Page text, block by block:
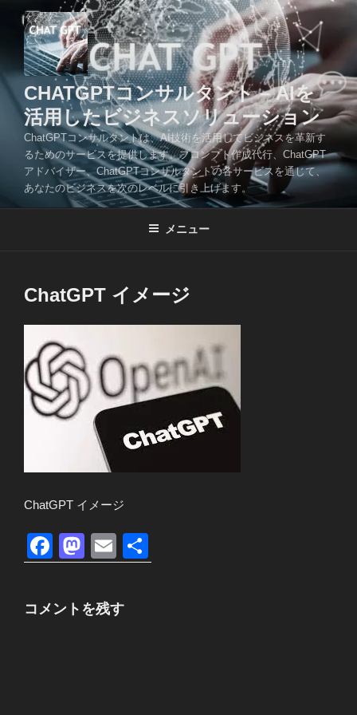
ツ
CHATGPTコンサルタント – AIを
活用したビジネスソリューション
ChatGPTコンサルタントは、AI技術を活用してビジネスを革新す
るためのサービスを提供します。プロンプト作成代行、ChatGPT
アドバイザー、ChatGPTコンサルタントの各サービスを通じて、
あなたのビジネスを次のレベルに引き上げます。
メニュー
ChatGPT イメージ
ChatGPT イメージ
F
a
c
e
M
a
st
o
E
m
ail
有
コメントを残す